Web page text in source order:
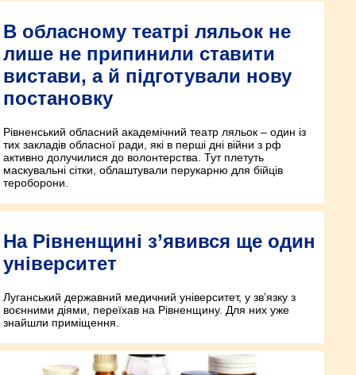
В обласному театрі ляльок не
лише не припинили ставити
вистави, а й підготували нову
постановку
Рівненський обласний академічний театр ляльок – один із
тих закладів обласної ради, які в перші дні війни з рф
активно долучилися до волонтерства. Тут плетуть
маскувальні сітки, облаштували перукарню для бійців
тероборони.
На Рівненщині з’явився ще один
університет
Луганський державний медичний університет, у зв’язку з
воєнними діями, переїхав на Рівненщину. Для них уже
знайшли приміщення.